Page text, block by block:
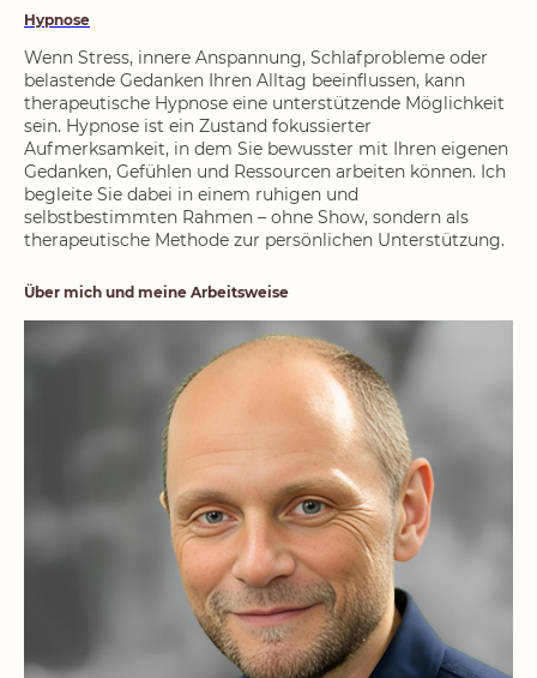
Hypnose
Wenn Stress, innere Anspannung, Schlafprobleme oder
belastende Gedanken Ihren Alltag beeinflussen, kann
therapeutische Hypnose eine unterstützende Möglichkeit
sein. Hypnose ist ein Zustand fokussierter
Aufmerksamkeit, in dem Sie bewusster mit Ihren eigenen
Gedanken, Gefühlen und Ressourcen arbeiten können. Ich
begleite Sie dabei in einem ruhigen und
selbstbestimmten Rahmen – ohne Show, sondern als
therapeutische Methode zur persönlichen Unterstützung.
Über mich und meine Arbeitsweise